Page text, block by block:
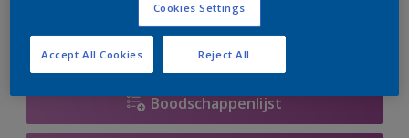
Boodschappenlijst
Cookies Settings
Reject All
Accept All Cookies